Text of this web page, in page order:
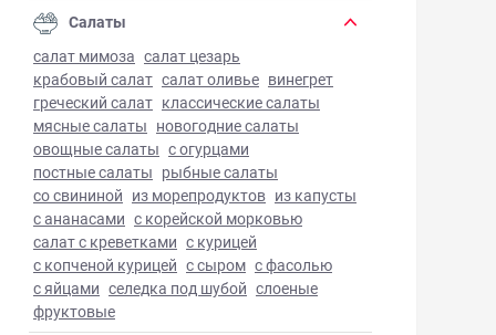
Салаты
салат мимоза салат цезарь
крабовый салат салат оливье винегрет
греческий салат классические салаты
мясные салаты новогодние салаты
овощные салаты с огурцами
постные салаты рыбные салаты
со свининой из морепродуктов из капусты
с ананасами с корейской морковью
салат с креветками с курицей
с копченой курицей с сыром с фасолью
с яйцами селедка под шубой слоеные
фруктовые